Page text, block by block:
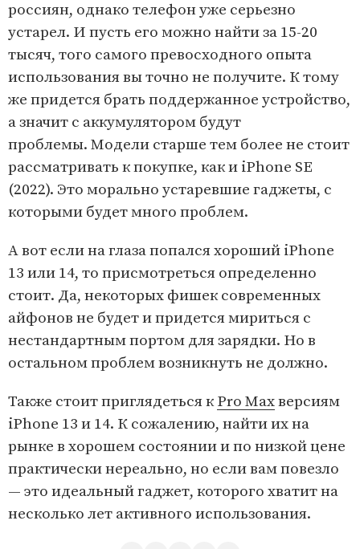
россиян, однако телефон уже серьезно
устарел. И пусть его можно найти за 15-20
тысяч, того самого превосходного опыта
использования вы точно не получите. К тому
же придется брать поддержанное устройство,
а значит с аккумулятором будут
проблемы. Модели старше тем более не стоит
рассматривать к покупке, как и iPhone SE
(2022). Это морально устаревшие гаджеты, с
которыми будет много проблем.
А вот если на глаза попался хороший iPhone
13 или 14, то присмотреться определенно
стоит. Да, некоторых фишек современных
айфонов не будет и придется мириться с
нестандартным портом для зарядки. Но в
остальном проблем возникнуть не должно.
Также стоит приглядеться кPro Maxверсиям
iPhone 13 и 14. К сожалению, найти их на
рынке в хорошем состоянии и по низкой цене
практически нереально, но если вам повезло
— это идеальный гаджет, которого хватит на
несколько лет активного использования.